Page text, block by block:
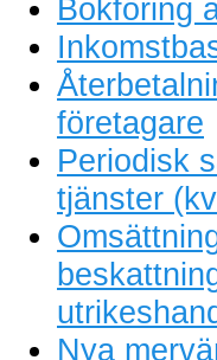
Bokföring
företagare
Periodisk
tjänster
Nya